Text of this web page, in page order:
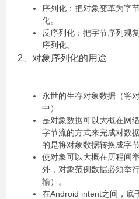
序列化：把对象变革为字
化。
反序列化：把字节序列规
序列化。
2、对象序列化的用途
永世的生存对象数据（将
中）
是对象数据可以大概在网
字节流的方式来完成对数
的是将对象数据转换成字
使对象可以大概在历程间
外，对象范例数据必须举
输）。
在Android intent之间，底